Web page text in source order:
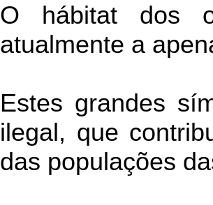
O hábitat dos
atualmente a
Estes grandes
ilegal, que
das populações